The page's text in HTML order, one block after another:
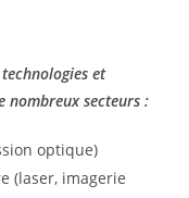
et
nombreux secteurs :
optique)
(laser, imagerie